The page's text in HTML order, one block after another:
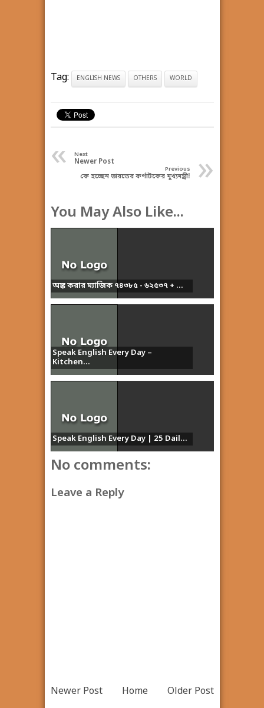
Tag: ENGLISH NEWS OTHERS WORLD
« Next
Newer Post »
Previous
কে হচ্ছেন ভারতের কর্ণাটকের মুখ্যমন্ত্রী!
You May Also Like...
অঙ্ক করার ম্যাজিক ৭৪৩৮৫ - ৬২৫৩৭ + ...
Speak English Every Day –
Kitchen...
Speak English Every Day | 25 Dail...
No comments:
Leave a Reply
Newer Post Older Post
Home